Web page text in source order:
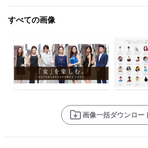
すべての画像
画像一括ダウンロー